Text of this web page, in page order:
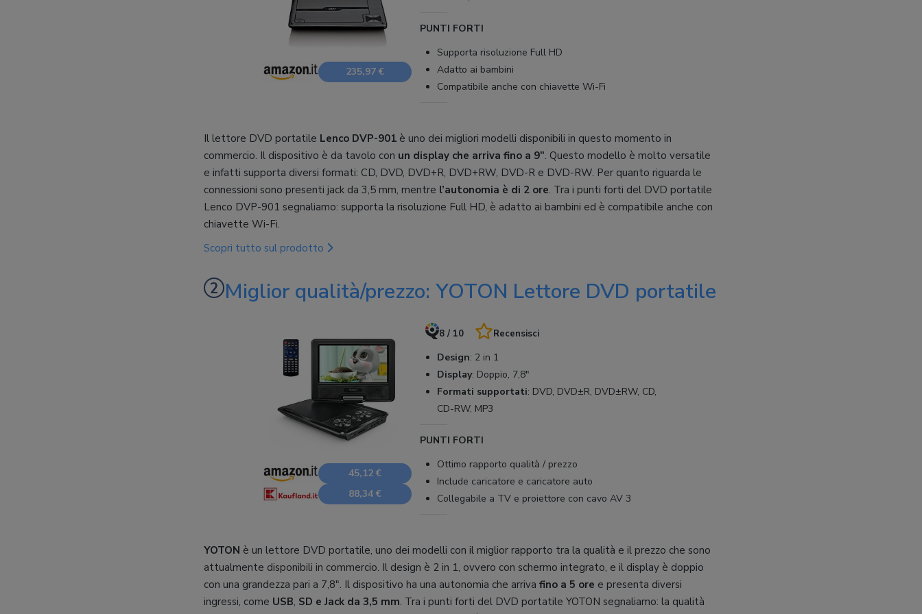
235,97 €
PUNTI FORTI
Supporta risoluzione Full HD
Adatto ai bambini
Compatibile anche con chiavette Wi-Fi
Il lettore DVD portatile Lenco DVP-901 è uno dei migliori modelli disponibili in questo momento in
commercio. Il dispositivo è da tavolo con un display che arriva fino a 9". Questo modello è molto versatile
e infatti supporta diversi formati: CD, DVD, DVD+R, DVD+RW, DVD-R e DVD-RW. Per quanto riguarda le
connessioni sono presenti jack da 3,5 mm, mentre l’autonomia è di 2 ore. Tra i punti forti del DVD portatile
Lenco DVP-901 segnaliamo: supporta la risoluzione Full HD, è adatto ai bambini ed è compatibile anche con
chiavette Wi-Fi.
Scopri tutto sul prodotto
Miglior qualità/prezzo: YOTON Lettore DVD portatile
45,12 €
88,34 €
8 / 10 Recensisci
Design: 2 in 1
Display: Doppio, 7,8"
Formati supportati: DVD, DVD±R, DVD±RW, CD,
CD-RW, MP3
PUNTI FORTI
Ottimo rapporto qualità / prezzo
Include caricatore e caricatore auto
Collegabile a TV e proiettore con cavo AV 3
YOTON è un lettore DVD portatile, uno dei modelli con il miglior rapporto tra la qualità e il prezzo che sono
attualmente disponibili in commercio. Il design è 2 in 1, ovvero con schermo integrato, e il display è doppio
con una grandezza pari a 7,8". Il dispositivo ha una autonomia che arriva fino a 5 ore e presenta diversi
ingressi, come USB, SD e Jack da 3,5 mm. Tra i punti forti del DVD portatile YOTON segnaliamo: la qualità